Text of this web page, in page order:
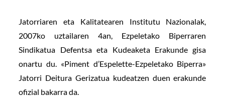
Jatorriaren eta Kalitatearen Institutu Nazionalak,
2007ko uztailaren 4an, Ezpeletako Biperraren
Sindikatua Defentsa eta Kudeaketa Erakunde gisa
onartu du. «Piment d’Espelette-Ezpeletako Biperra»
Jatorri Deitura Gerizatua kudeatzen duen erakunde
ofizial bakarra da.